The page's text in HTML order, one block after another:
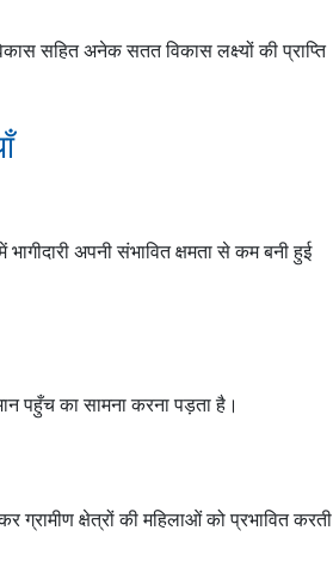
सहित अनेक सतत विकास लक्ष्यों की प्राप्ति
अपनी संभावित क्षमता से कम बनी हुई
पहुँच का सामना करना पड़ता है।
क्षेत्रों की महिलाओं को प्रभावित करती